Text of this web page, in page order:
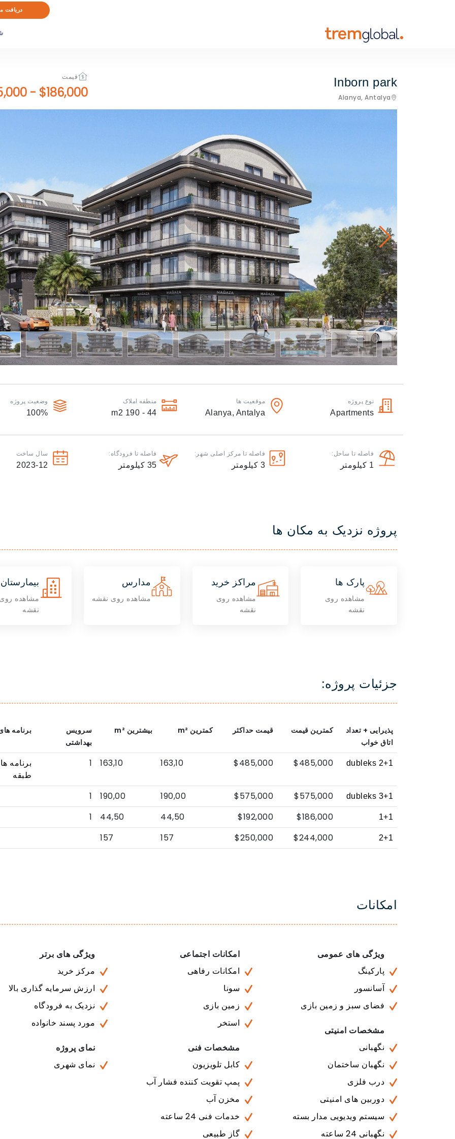
دریافت
Inborn park
Alanya, Antalya
قیمت
$186,000
-
نوع پروژه
Apartments
موقعیت ها
Alanya, Antalya
منطقه املاک
44 - 190
وضعیت پروژه
100%
فاصله تا ساحل:
1 کیلومتر
فاصله تا مرکز اصلی شهر:
3 کیلومتر
فاصله تا فرودگاه:
35 کیلومتر
سال ساخت
2023-12
پروژه نزدیک به مکان ها
مشاهده روی
نقشه
مدارس
مشاهده روی نقشه
مراکز خرید
مشاهده روی
نقشه
پارک ها
مشاهده روی
نقشه
جزئیات پروژه:
پذیرایی + تعداد
اتاق خواب
کمترین قیمت قیمت حداکثر کمترین بیشترین
سرویس
بهداشتی
برنامه
2+1 dubleks
$485,000
$485,000
163,10
163,10
1
برنامه
طبقه
3+1 dubleks
$575,000
$575,000
190,00
190,00
1
1+1
$186,000
$192,000
44,50
44,50
1
2+1
$244,000
$250,000
157
157
امکانات
ویژگی های عمومی
پارکینگ
آسانسور
فضای سبز و زمین بازی
مشخصات امنیتی
نگهبانی
نگهبان ساختمان
درب فلزی
دوربین های امنیتی
سیستم ویدیویی مدار بسته
نگهبانی 24 ساعته
امکانات اجتماعی
امکانات رفاهی
سونا
زمین بازی
استخر
مشخصات فنی
کابل تلویزیون
پمپ تقویت کننده فشار آب
مخزن آب
خدمات فنی 24 ساعته
گاز طبیعی
ویژگی های برتر
مرکز خرید
ارزش سرمایه گذاری بالا
نزدیک به فرودگاه
مورد پسند خانواده
نمای پروژه
نمای شهری